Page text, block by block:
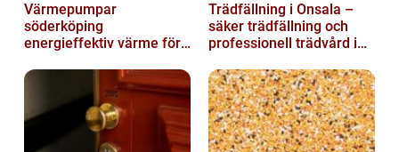
Värmepumpar
söderköping
energieffektiv värme för
Trädfällning i Onsala –
säker trädfällning och
professionell trädvård i